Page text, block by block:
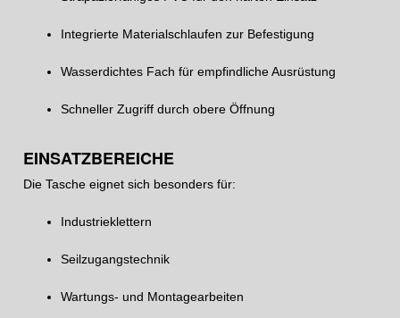
Integrierte Materialschlaufen zur Befestigung
Wasserdichtes Fach für empfindliche Ausrüstung
Schneller Zugriff durch obere Öffnung
EINSATZBEREICHE
Die Tasche eignet sich besonders für:
Industrieklettern
Seilzugangstechnik
Wartungs- und Montagearbeiten